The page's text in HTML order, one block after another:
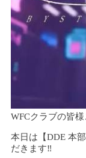
WFCクラブの皆
本日は【DDE 本
だきます‼️